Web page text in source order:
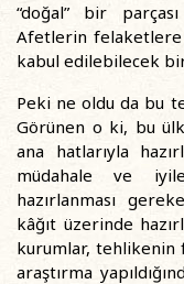
“doğal” bir
Afetlerin felaketlere
kabul edilebilecek
Peki ne oldu da bu
Görünen o ki, bu
ana hatlarıyla
müdahale ve
hazırlanması
kâğıt üzerinde
kurumlar, tehlikenin
araştırma